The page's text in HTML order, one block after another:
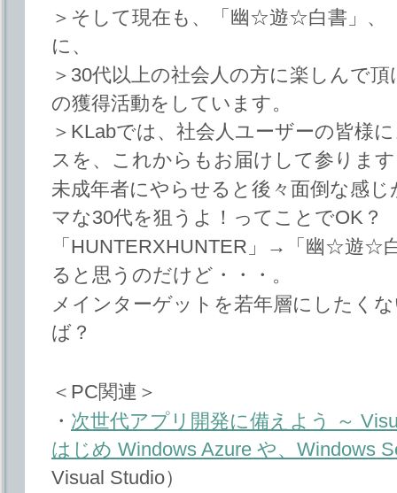
＞そして現在も、「幽☆遊☆白書」、
に、
＞30代以上の社会人の方に楽しんで
の獲得活動をしています。
＞KLabでは、社会人ユーザーの皆様
スを、これからもお届けして参りま
未成年者にやらせると後々面倒な感
マな30代を狙うよ！ってことでOK？
「HUNTERXHUNTER」→「幽☆遊☆
ると思うのだけど・・・。
メインターゲットを若年層にしたく
ば？
＜PC関連＞
・ 次世代アプリ開発に備えよう ～
はじめ Windows Azure や、Windows
Visual Studio）